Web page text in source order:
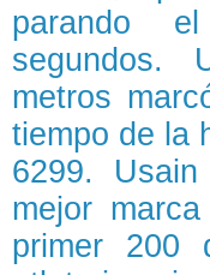
parando
segundos.
metros
tiempo de la
6299.
mejor
primer 200